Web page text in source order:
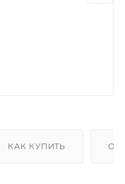
КАК КУПИТЬ